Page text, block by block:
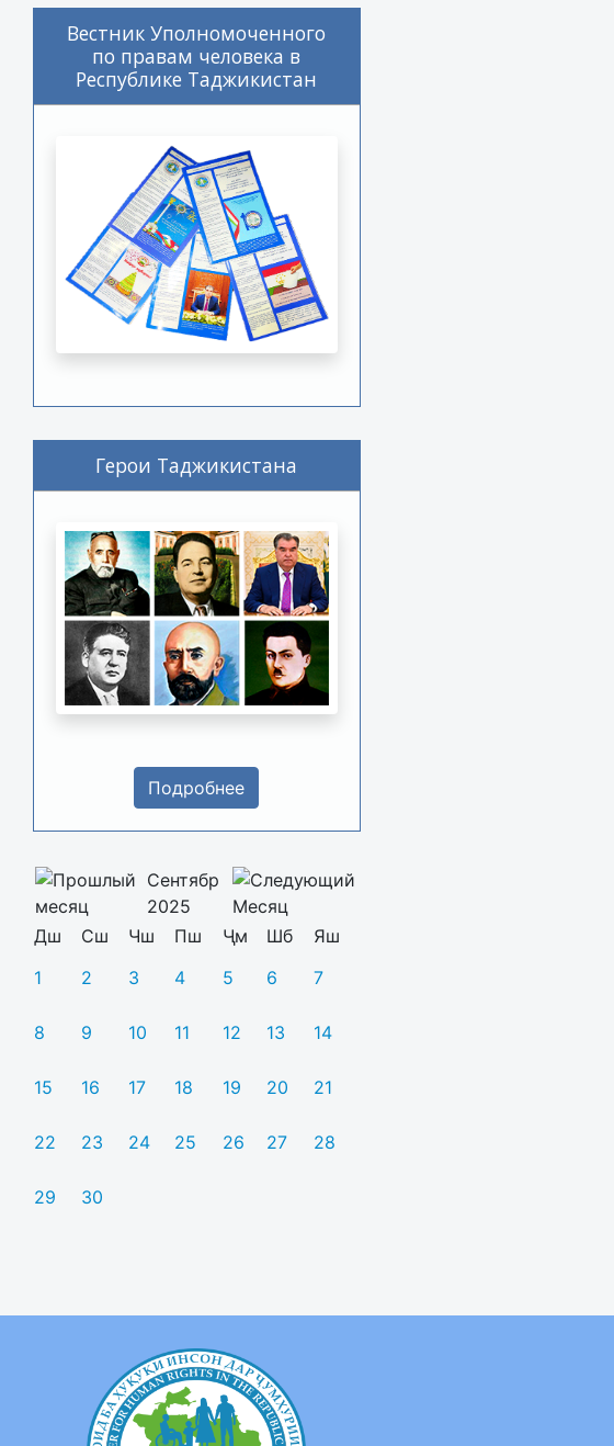
Вестник Уполномоченного
по правам человека в
Республике Таджикистан
Герои Таджикистана
Подробнее
Сентябр
2025
Дш
Сш Чш Пш Ҷм Шб
Яш
1
2 3 4 5 6 7
8 9 10 11 12 13 14
15 16 17 18 19 20 21
22 23 24 25 26 27 28
29 30